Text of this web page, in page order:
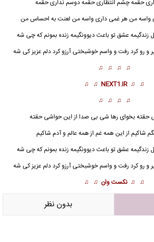
حقمه چشم انتظاری حقمه دوسم نداری حقمه
واسه من هر غمی داری واسه من لعنت به احساس من
زندگیمه عشق تو باعث دیوونگیمه زنده بمونم که چی شه
و رو کرد رفت و واسم خوشبختی آرزو کرد دلم عزیز کی شه
♫ ♫ ♫ ♫
♫ ♫
NEXT1.IR
♫ ♫
♫ ♫ ♫ ♫
حقته بخوای رها شی بی صدا از این حواشی حقته
شاکیم از این همه غم از همه عالم و آدم شاکیم
زندگیمه عشق تو باعث دیوونگیمه زنده بمونم که چی شه
و رو کرد رفت و واسم خوشبختی آرزو کرد دلم عزیز کی شه
♫ ♫ نکست وان ♫ ♫
بدون نظر